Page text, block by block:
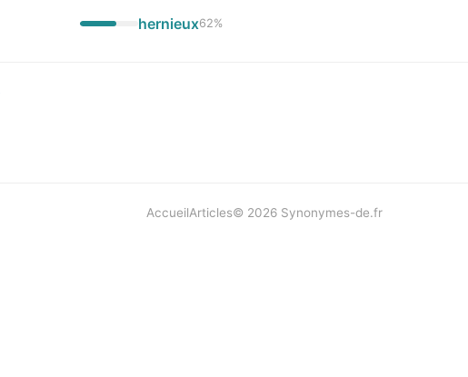
hernieux62%
AccueilArticles© 2026 Synonymes-de.fr